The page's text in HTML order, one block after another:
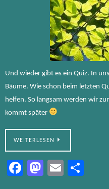
Und wieder gibt es ein Quiz. In
Bäume. Wie schon beim letzten
helfen. So langsam werden wir
kommt später
WEITERLESEN
Fa
M
E